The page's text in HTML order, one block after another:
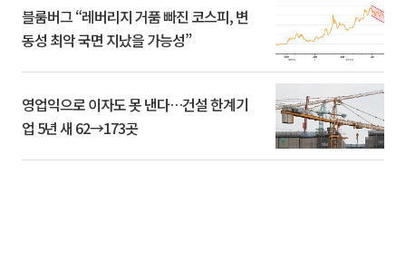
블룸버그 “레버리지 거품 빠진 코스피, 변
동성 최악 국면 지났을 가능성”
영업익으로 이자도 못 낸다…건설 한계기
업 5년 새 62→173곳